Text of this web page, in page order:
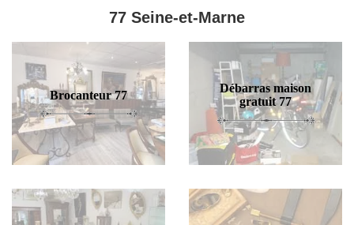
77 Seine-et-Marne
Brocanteur 77
Débarras maison
gratuit 77